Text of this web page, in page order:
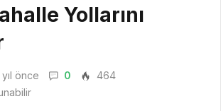
Yollarını
önce 0
464